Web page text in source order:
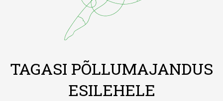
TAGASI PÕLLUMAJANDUS
ESILEHELE